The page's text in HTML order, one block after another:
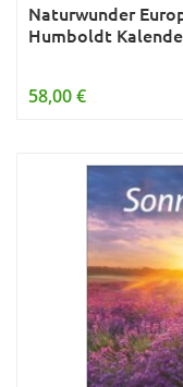
Naturwunder
Humboldt
58,00 €